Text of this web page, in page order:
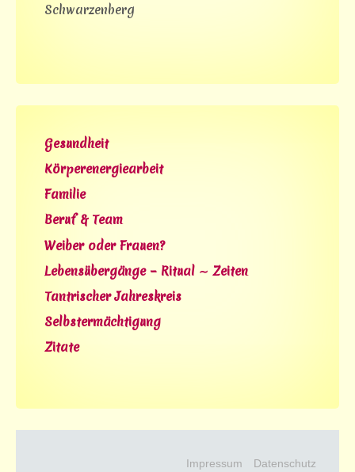
Schwarzenberg
Gesundheit
Körperenergiearbeit
Familie
Beruf & Team
Weiber oder Frauen?
Lebensübergänge – Ritual ∼ Zeiten
Tantrischer Jahreskreis
Selbstermächtigung
Zitate
Datenschutz
Impressum